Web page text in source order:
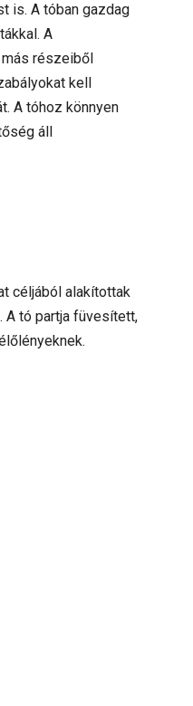
is. A tóban gazdag
A
részeiből
kell
A tóhoz könnyen
áll
céljából alakítottak
tó partja füvesített,